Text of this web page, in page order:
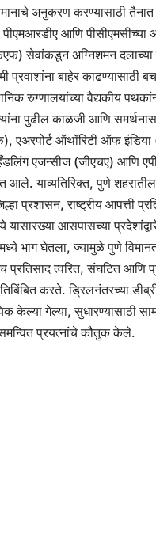
अनुकरण करण्यासाठी तैनात
आणि पीसीएमसीच्या
सेवांकडून अग्निशमन दलाच्या
प्रवाशांना बाहेर
रुग्णालयांच्या वैद्यकीय
पुढील काळजी आणि
एअरपोर्ट ऑथॉरिटी ऑफ
एजन्सीज (जीएचए) आणि
याव्यतिरिक्त, पुणे
प्रशासन, राष्ट्रीय आपत्ती
आसपासच्या
भाग घेतला, ज्यामुळे पुणे
प्रतिसाद त्वरित, संघटित आणि
करते. ड्रिलनंतरच्या
केल्या गेल्या, सुधारण्यासाठी
समन्वित प्रयत्नांचे कौतुक केले.